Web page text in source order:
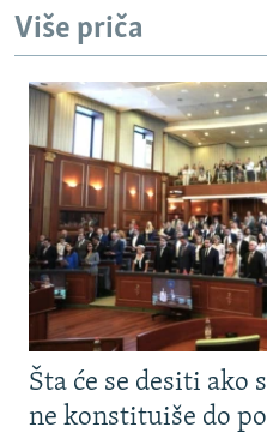
Više priča
Šta će se desiti ako
ne konstituiše do